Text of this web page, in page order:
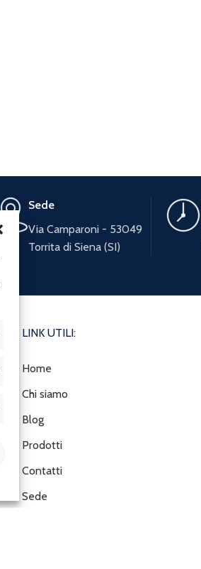
Sede
Via Camparoni - 53049
Torrita di Siena (SI)
LINK UTILI:
Home
Chi siamo
Blog
Prodotti
Contatti
Sede